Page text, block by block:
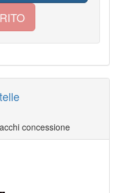
concessione